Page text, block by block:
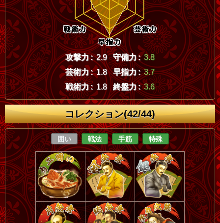
攻撃力 : 2.9 守備力 : 3.8
芸術力 : 1.8 早指力 : 3.7
戦術力 : 1.8 終盤力 : 3.6
コレクション(42/44)
囲い 戦法 手筋 特殊